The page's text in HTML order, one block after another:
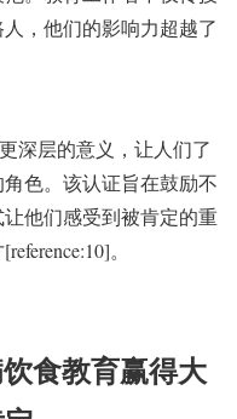
，他们的影响力超越了
深层的意义，让人们了
色。该认证旨在鼓励不
他们感受到被肯定的重
。
食教育赢得大